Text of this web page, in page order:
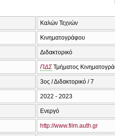
Καλών Τεχνών
Κινηματογράφου
Διδακτορικό
ΠΔΣΤμήματος
3ος / Διδακτορικό / 7
2022 - 2023
Ενεργό
http://www.film.auth.gr